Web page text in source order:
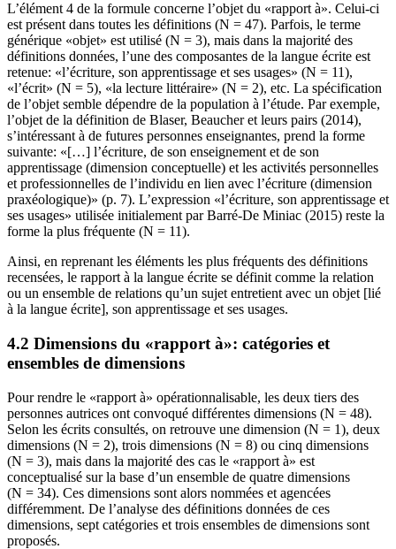
L’élément 4 de la formule concerne l’objet du «rapport à». Celui-ci
est présent dans toutes les définitions (N = 47). Parfois, le terme
générique «objet» est utilisé (N = 3), mais dans la majorité des
définitions données, l’une des composantes de la langue écrite est
retenue: «l’écriture, son apprentissage et ses usages» (N = 11),
«l’écrit» (N = 5), «la lecture littéraire» (N = 2), etc. La spécification
de l’objet semble dépendre de la population à l’étude. Par exemple,
l’objet de la définition de Blaser, Beaucher et leurs pairs (2014),
s’intéressant à de futures personnes enseignantes, prend la forme
suivante: «[…] l’écriture, de son enseignement et de son
apprentissage (dimension conceptuelle) et les activités personnelles
et professionnelles de l’individu en lien avec l’écriture (dimension
praxéologique)» (p. 7). L’expression «l’écriture, son apprentissage et
ses usages» utilisée initialement par Barré-De Miniac (2015) reste la
forme la plus fréquente (N = 11).
Ainsi, en reprenant les éléments les plus fréquents des définitions
recensées, le rapport à la langue écrite se définit comme la relation
ou un ensemble de relations qu’un sujet entretient avec un objet [lié
à la langue écrite], son apprentissage et ses usages.
4.2 Dimensions du «rapport à»: catégories et
ensembles de dimensions
Pour rendre le «rapport à» opérationnalisable, les deux tiers des
personnes autrices ont convoqué différentes dimensions (N = 48).
Selon les écrits consultés, on retrouve une dimension (N = 1), deux
dimensions (N = 2), trois dimensions (N = 8) ou cinq dimensions
(N = 3), mais dans la majorité des cas le «rapport à» est
conceptualisé sur la base d’un ensemble de quatre dimensions
(N = 34). Ces dimensions sont alors nommées et agencées
différemment. De l’analyse des définitions données de ces
dimensions, sept catégories et trois ensembles de dimensions sont
proposés.